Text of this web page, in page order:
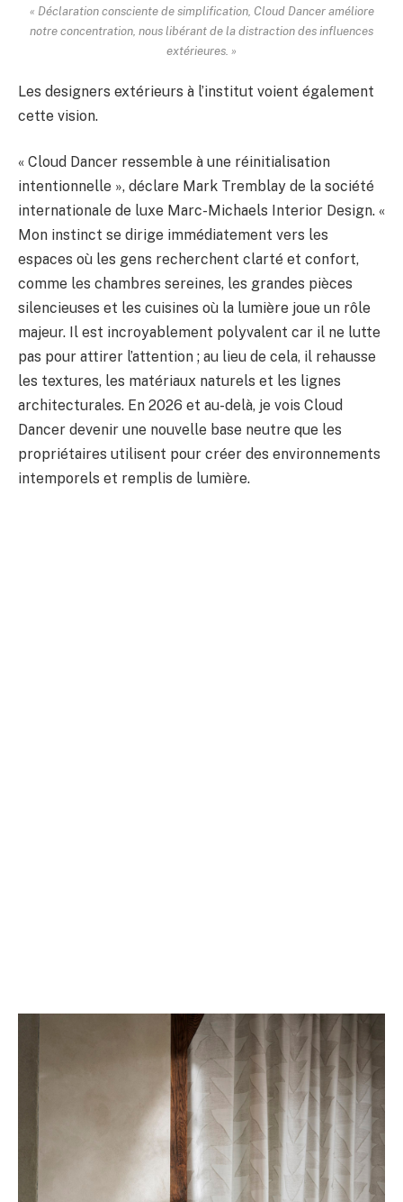
« Déclaration consciente de simplification, Cloud Dancer améliore
notre concentration, nous libérant de la distraction des influences
extérieures. »
Les designers extérieurs à l’institut voient également
cette vision.
« Cloud Dancer ressemble à une réinitialisation
intentionnelle », déclare Mark Tremblay de la société
internationale de luxe Marc-Michaels Interior Design. «
Mon instinct se dirige immédiatement vers les
espaces où les gens recherchent clarté et confort,
comme les chambres sereines, les grandes pièces
silencieuses et les cuisines où la lumière joue un rôle
majeur. Il est incroyablement polyvalent car il ne lutte
pas pour attirer l’attention ; au lieu de cela, il rehausse
les textures, les matériaux naturels et les lignes
architecturales. En 2026 et au-delà, je vois Cloud
Dancer devenir une nouvelle base neutre que les
propriétaires utilisent pour créer des environnements
intemporels et remplis de lumière.